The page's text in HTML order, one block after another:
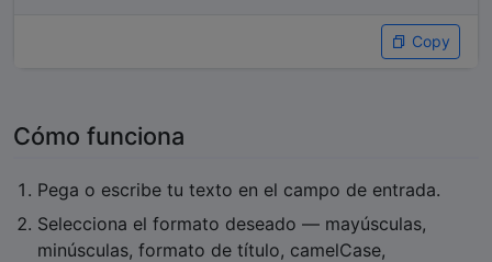
Copy
Cómo funciona
Pega o escribe tu texto en el campo de entrada.
Selecciona el formato deseado — mayúsculas,
minúsculas, formato de título, camelCase,